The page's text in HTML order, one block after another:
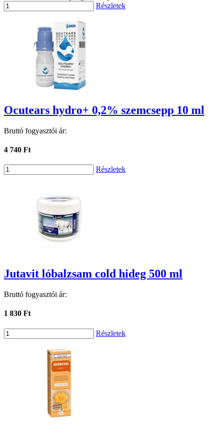
Részletek
Ocutears hydro+ 0,2% szemcsepp 10 ml
Bruttó fogyasztói ár:
4 740 Ft
Részletek
Jutavit lóbalzsam cold hideg 500 ml
Bruttó fogyasztói ár:
1 830 Ft
Részletek